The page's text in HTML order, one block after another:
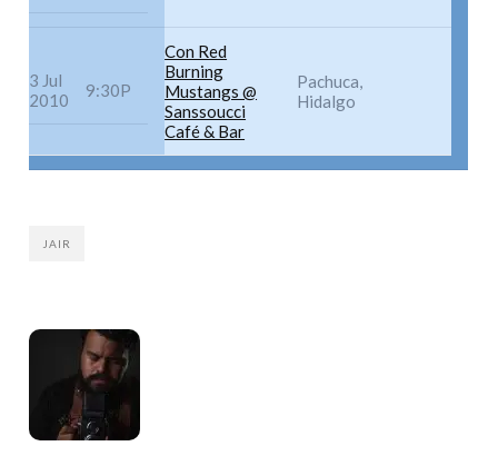
3 Jul
2010
9:30P
Con Red
Burning
Mustangs @
Sanssoucci
Café & Bar
Pachuca,
Hidalgo
JAIR